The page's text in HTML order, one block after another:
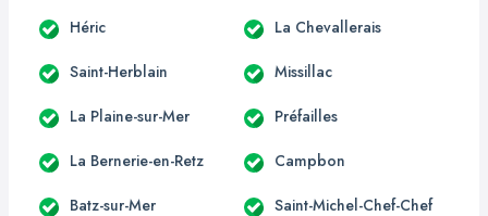
Héric La Chevallerais
Saint-Herblain Missillac
La Plaine-sur-Mer Préfailles
La Bernerie-en-Retz Campbon
Batz-sur-Mer Saint-Michel-Chef-Chef